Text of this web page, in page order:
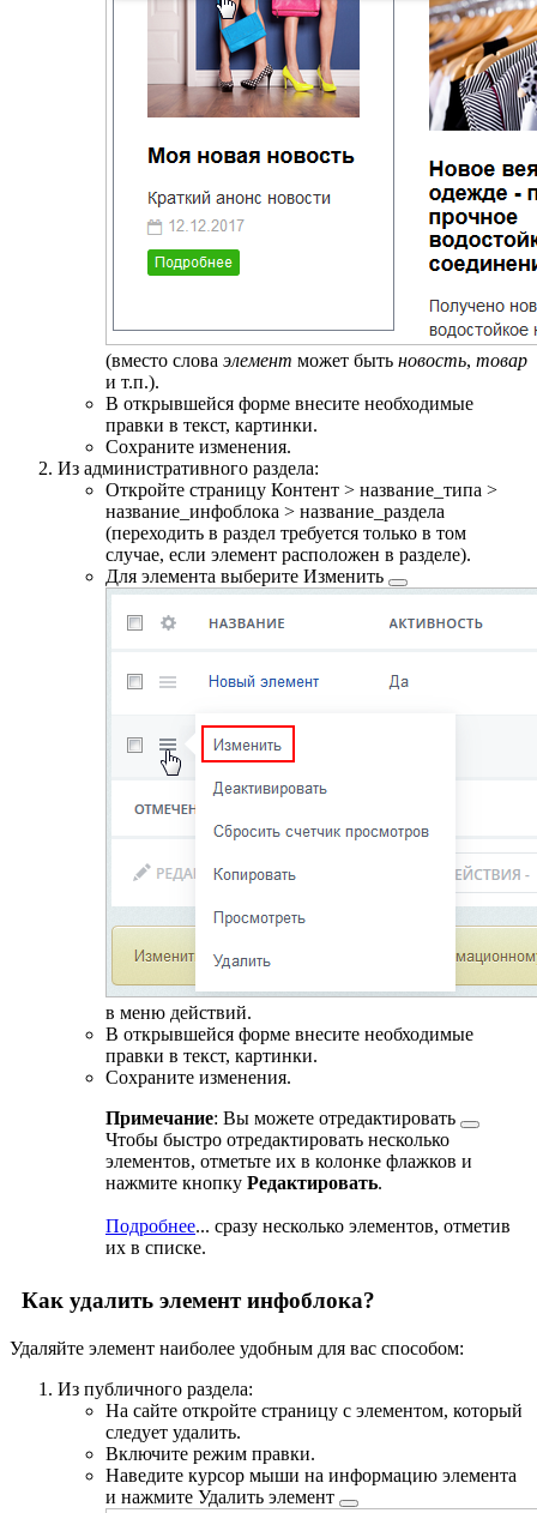
(вместо слова элемент может быть новость, товар
и т.п.).
В открывшейся форме внесите необходимые
правки в текст, картинки.
Сохраните изменения.
Из административного раздела:
Откройте страницу Контент > название_типа >
название_инфоблока > название_раздела
(переходить в раздел требуется только в том
случае, если элемент расположен в разделе).
Для элемента выберите Изменить
в меню действий.
В открывшейся форме внесите необходимые
правки в текст, картинки.
Сохраните изменения.
Примечание: Вы можете отредактировать
Чтобы быстро отредактировать несколько
элементов, отметьте их в колонке флажков и
нажмите кнопку Редактировать.
Подробнее... сразу несколько элементов, отметив
их в списке.
Как удалить элемент инфоблока?
Удаляйте элемент наиболее удобным для вас способом:
Из публичного раздела:
На сайте откройте страницу с элементом, который
следует удалить.
Включите режим правки.
Наведите курсор мыши на информацию элемента
и нажмите Удалить элемент